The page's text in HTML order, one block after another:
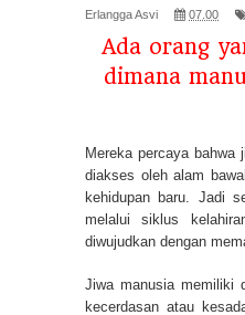
Erlangga Asvi 07.00
Ada orang
dimana
Mereka percaya bahwa
diakses oleh alam
kehidupan baru. Jadi
melalui siklus
diwujudkan dengan
Jiwa manusia memiliki
kecerdasan atau